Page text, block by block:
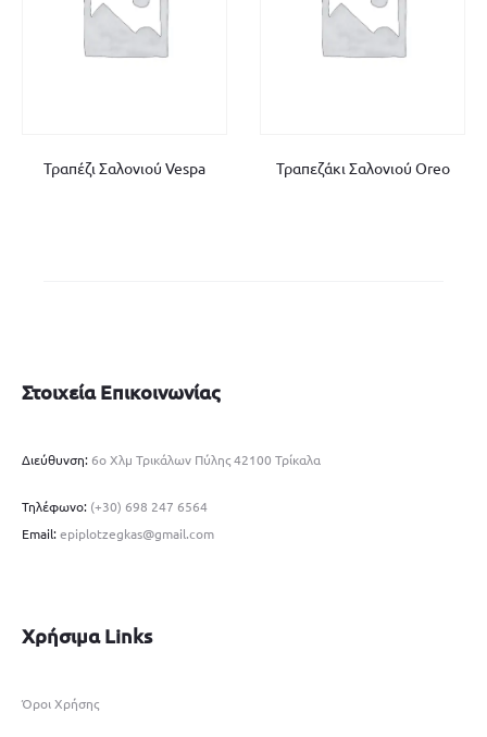
Τραπέζι Σαλονιού Vespa Τραπεζάκι Σαλονιού Oreo
Στοιχεία Επικοινωνίας
Διεύθυνση:6ο Χλμ Τρικάλων Πύλης 42100 Τρίκαλα
Τηλέφωνο: (+30) 698 247 6564
Email:epiplotzegkas@gmail.com
Χρήσιμα Links
Όροι Χρήσης